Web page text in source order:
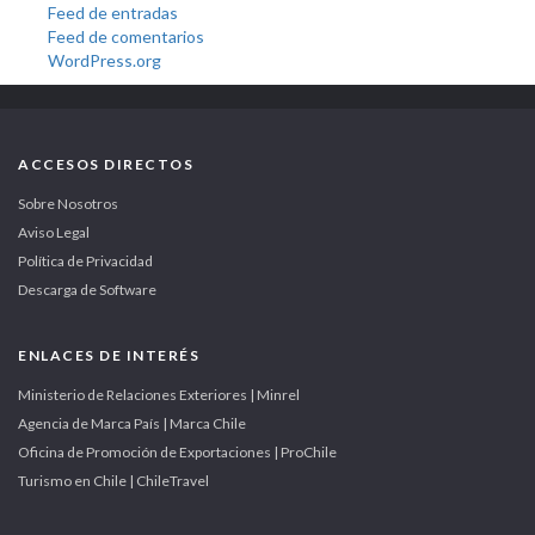
Feed de entradas
Feed de comentarios
WordPress.org
ACCESOS DIRECTOS
Sobre Nosotros
Aviso Legal
Política de Privacidad
Descarga de Software
ENLACES DE INTERÉS
Ministerio de Relaciones Exteriores | Minrel
Agencia de Marca País | Marca Chile
Oficina de Promoción de Exportaciones | ProChile
Turismo en Chile | ChileTravel